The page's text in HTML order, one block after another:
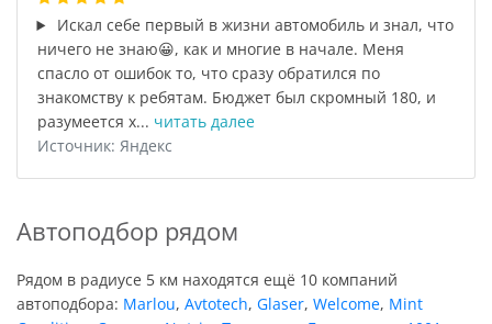
Искал себе первый в жизни автомобиль и знал, что
ничего не знаю😀, как и многие в начале. Меня
спасло от ошибок то, что сразу обратился по
знакомству к ребятам. Бюджет был скромный 180, и
разумеется х... читать далее
Источник: Яндекс
Автоподбор рядом
Рядом в радиусе 5 км находятся ещё 10 компаний
автоподбора: Marlou, Avtotech, Glaser, Welcome, Mint